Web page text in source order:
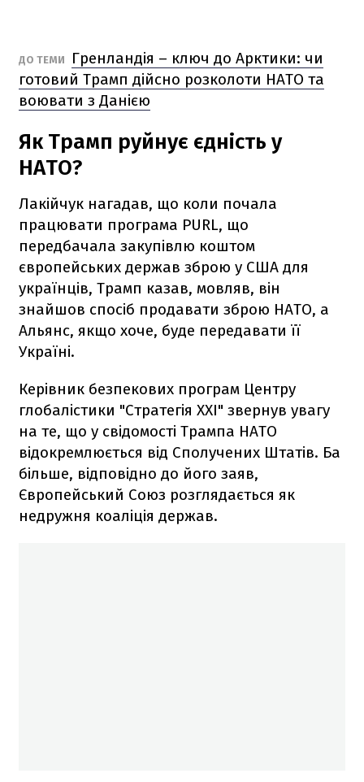
ДО ТЕМИ
Гренландія – ключ до Арктики: чи
готовий Трамп дійсно розколоти НАТО та
воювати з Данією
Як Трамп руйнує єдність у
НАТО?
Лакійчук нагадав, що коли почала
працювати програма PURL, що
передбачала закупівлю коштом
європейських держав зброю у США для
українців, Трамп казав, мовляв, він
знайшов спосіб продавати зброю НАТО, а
Альянс, якщо хоче, буде передавати її
Україні.
Керівник безпекових програм Центру
глобалістики "Стратегія XXI" звернув увагу
на те, що у свідомості Трампа НАТО
відокремлюється від Сполучених Штатів. Ба
більше, відповідно до його заяв,
Європейський Союз розглядається як
недружня коаліція держав.